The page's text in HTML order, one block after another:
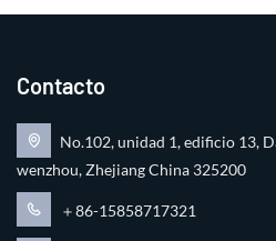
Contacto
No.102, unidad 1, edificio 13,
wenzhou, Zhejiang China 325200
＋86-15858717321